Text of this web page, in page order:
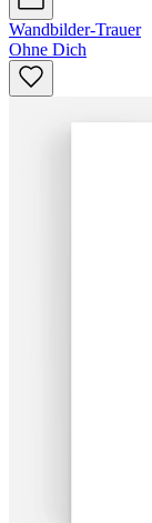
Wandbilder-Trauer
Ohne Dich